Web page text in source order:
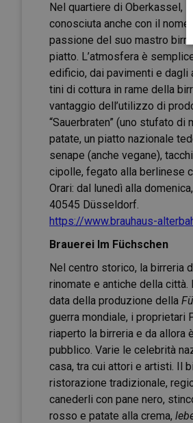
Nel quartiere di Oberkassel,
conosciuta anche con il nome
passione del suo mastro
piatto. L’atmosfera è
edificio, dai pavimenti e dagli
tini di cottura in rame della
vantaggio dell’utilizzo di
“Sauerbraten” (uno stufato di
patate, un piatto nazionale
senape (anche vegane),
cipolle, fegato alla berlinese
Orari: dal lunedì alla
40545 Düsseldorf.
https://www.brauhaus-
Brauerei Im Füchschen
Nel centro storico, la birreria
rinomate e antiche della
data della produzione della
guerra mondiale, i proprietari
riaperto la birreria e da allora
pubblico. Varie le celebrità
casa, tra cui attori e artisti. Il
ristorazione tradizionale,
canederli con pane nero,
rosso e patate alla crema,